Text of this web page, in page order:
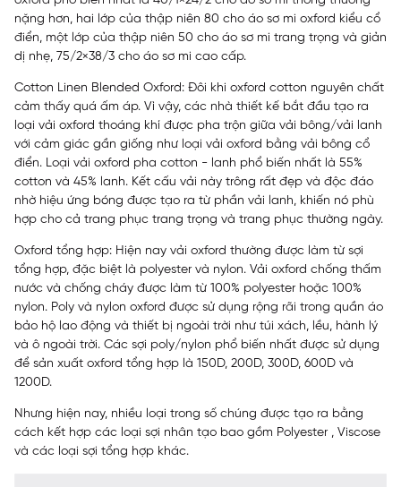
nặng hơn, hai lớp của thập niên 80 cho áo sơ mi oxford kiểu cổ
điển, một lớp của thập niên 50 cho áo sơ mi trang trọng và giản
dị nhẹ, 75/2×38/3 cho áo sơ mi cao cấp.
Cotton Linen Blended Oxford: Đôi khi oxford cotton nguyên chất
cảm thấy quá ấm áp. Vì vậy, các nhà thiết kế bắt đầu tạo ra
loại vải oxford thoáng khí được pha trộn giữa vải bông/vải lanh
với cảm giác gần giống như loại vải oxford bằng vải bông cổ
điển. Loại vải oxford pha cotton - lanh phổ biến nhất là 55%
cotton và 45% lanh. Kết cấu vải này trông rất đẹp và độc đáo
nhờ hiệu ứng bóng được tạo ra từ phần vải lanh, khiến nó phù
hợp cho cả trang phục trang trọng và trang phục thường ngày.
Oxford tổng hợp: Hiện nay vải oxford thường được làm từ sợi
tổng hợp, đặc biệt là polyester và nylon. Vải oxford chống thấm
nước và chống cháy được làm từ 100% polyester hoặc 100%
nylon. Poly và nylon oxford được sử dụng rộng rãi trong quần áo
bảo hộ lao động và thiết bị ngoài trời như túi xách, lều, hành lý
và ô ngoài trời. Các sợi poly/nylon phổ biến nhất được sử dụng
để sản xuất oxford tổng hợp là 150D, 200D, 300D, 600D và
1200D.
Nhưng hiện nay, nhiều loại trong số chúng được tạo ra bằng
cách kết hợp các loại sợi nhân tạo bao gồm Polyester , Viscose
và các loại sợi tổng hợp khác.